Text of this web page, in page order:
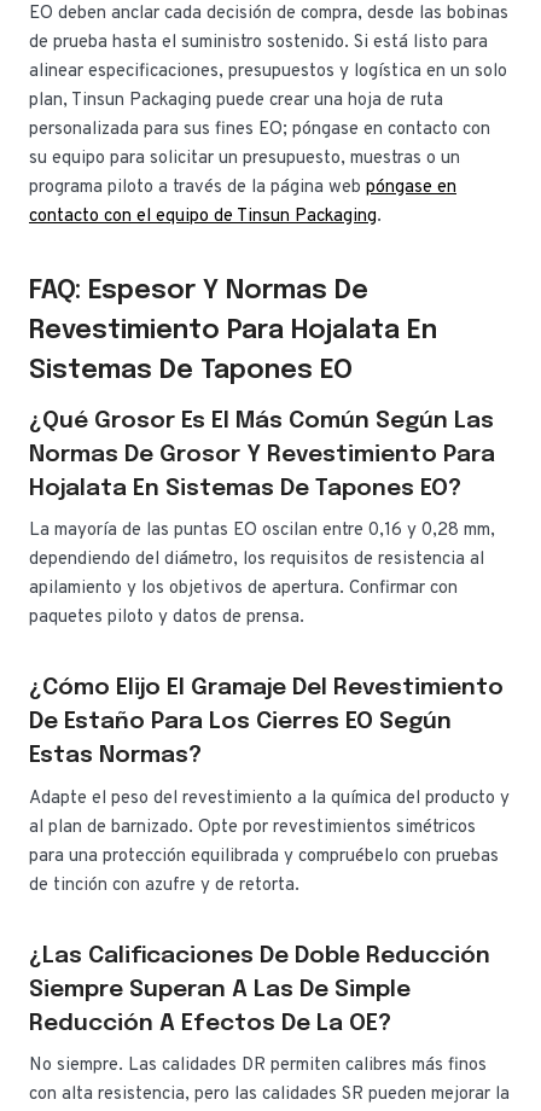
EO deben anclar cada decisión de compra, desde las bobinas
de prueba hasta el suministro sostenido. Si está listo para
alinear especificaciones, presupuestos y logística en un solo
plan, Tinsun Packaging puede crear una hoja de ruta
personalizada para sus fines EO; póngase en contacto con
su equipo para solicitar un presupuesto, muestras o un
programa piloto a través de la página web póngase en
contacto con el equipo de Tinsun Packaging.
FAQ: Espesor Y Normas De
Revestimiento Para Hojalata En
Sistemas De Tapones EO
¿Qué Grosor Es El Más Común Según Las
Normas De Grosor Y Revestimiento Para
Hojalata En Sistemas De Tapones EO?
La mayoría de las puntas EO oscilan entre 0,16 y 0,28 mm,
dependiendo del diámetro, los requisitos de resistencia al
apilamiento y los objetivos de apertura. Confirmar con
paquetes piloto y datos de prensa.
¿Cómo Elijo El Gramaje Del Revestimiento
De Estaño Para Los Cierres EO Según
Estas Normas?
Adapte el peso del revestimiento a la química del producto y
al plan de barnizado. Opte por revestimientos simétricos
para una protección equilibrada y compruébelo con pruebas
de tinción con azufre y de retorta.
¿Las Calificaciones De Doble Reducción
Siempre Superan A Las De Simple
Reducción A Efectos De La OE?
No siempre. Las calidades DR permiten calibres más finos
con alta resistencia, pero las calidades SR pueden mejorar la